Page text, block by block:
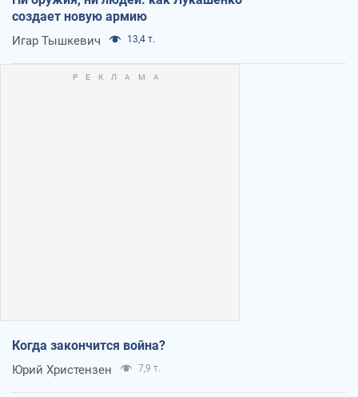
создает новую армию
Игар Тышкевич 13,4 т.
Когда закончится война?
Юрий Христензен 7,9 т.